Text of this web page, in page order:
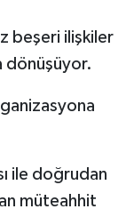
beşeri ilişkiler
dönüşüyor.
ile doğrudan
müteahhit